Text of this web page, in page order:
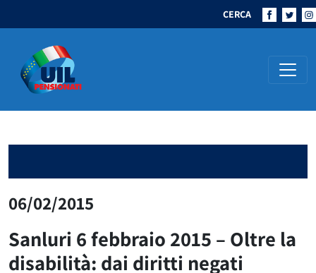
CERCA
Navigazione principale
06/02/2015
Sanluri 6 febbraio 2015 – Oltre la
disabilità: dai diritti negati